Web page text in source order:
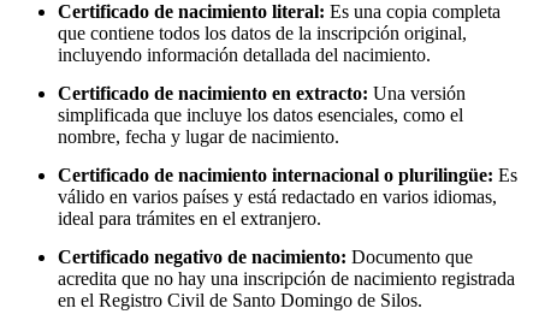
Certificado de nacimiento literal: Es una copia completa
que contiene todos los datos de la inscripción original,
incluyendo información detallada del nacimiento.
Certificado de nacimiento en extracto: Una versión
simplificada que incluye los datos esenciales, como el
nombre, fecha y lugar de nacimiento.
Certificado de nacimiento internacional o plurilingüe: Es
válido en varios países y está redactado en varios idiomas,
ideal para trámites en el extranjero.
Certificado negativo de nacimiento: Documento que
acredita que no hay una inscripción de nacimiento registrada
en el Registro Civil de Santo Domingo de Silos.